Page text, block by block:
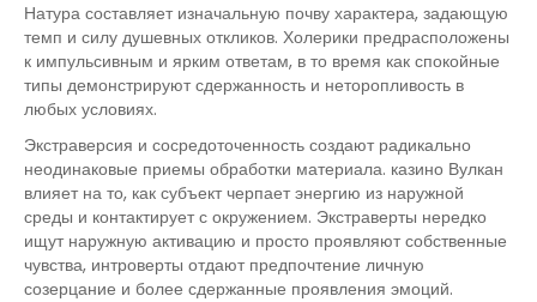
Натура составляет изначальную почву характера, задающую
темп и силу душевных откликов. Холерики предрасположены
к импульсивным и ярким ответам, в то время как спокойные
типы демонстрируют сдержанность и неторопливость в
любых условиях.
Экстраверсия и сосредоточенность создают радикально
неодинаковые приемы обработки материала. казино Вулкан
влияет на то, как субъект черпает энергию из наружной
среды и контактирует с окружением. Экстраверты нередко
ищут наружную активацию и просто проявляют собственные
чувства, интроверты отдают предпочтение личную
созерцание и более сдержанные проявления эмоций.